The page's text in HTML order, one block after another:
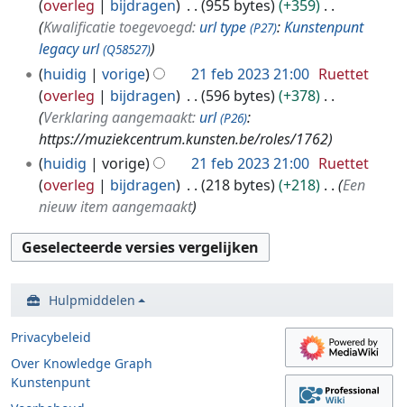
overleg
bijdragen 955 bytes
+359
Kwalificatie toegevoegd: url type (P27):Kunstenpunt
legacy url (Q58527)
huidig vorige 21 feb 2023 21:00 Ruettet
overleg
bijdragen 596 bytes
+378
Verklaring aangemaakt: url (P26):
https://muziekcentrum.kunsten.be/roles/1762
huidig
vorige 21 feb 2023 21:00 Ruettet
overleg
bijdragen 218 bytes +218
Een
nieuw item aangemaakt
Hulpmiddelen
Privacybeleid
Over Knowledge Graph
Kunstenpunt